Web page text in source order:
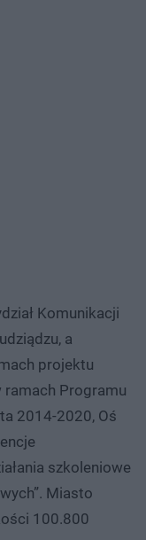
Komunikacji
a
projektu
ramach Programu
2014-2020, Oś
szkoleniowe
Miasto
100.800